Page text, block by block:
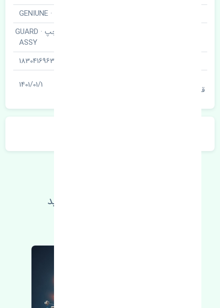
اصلی · GENIUNE
شلگیر عقب چپ · GUARD
ASSY
1830416963
قیمت
1401/01/1
اطلاعات فنی خود را بالا ببرید